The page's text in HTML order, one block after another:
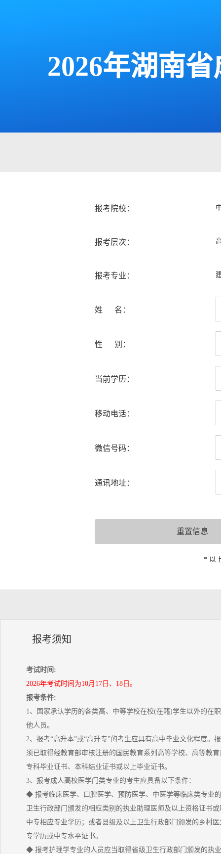
2026年湖南
报考院校：
报考层次：
报考专业：
姓 名：
性 别：
当前学历：
移动电话：
微信号码：
通讯地址：
* 以
报考须知
考试时间:
2026年考试时间为10月17日、18日。
报考条件:
1、国家承认学历的各类高、中等学校在校(在籍)学生以外的在
他人员。
2、报考“高升本”或“高升专”的考生应具有高中毕业文化程度。
须已取得经教育部审核注册的国民教育系列高等学校、高等教
专科毕业证书、本科结业证书或以上毕业证书。
3、报考成人高校医学门类专业的考生应具备以下条件：
◆ 报考临床医学、口腔医学、预防医学、中医学等临床类专业
卫生行政部门颁发的相应类别的执业助理医师及以上资格证书
中专相应专业学历；或者县级及以上卫生行政部门颁发的乡村
专学历或中专水平证书。
◆ 报考护理学专业的人员应当取得省级卫生行政部门颁发的执